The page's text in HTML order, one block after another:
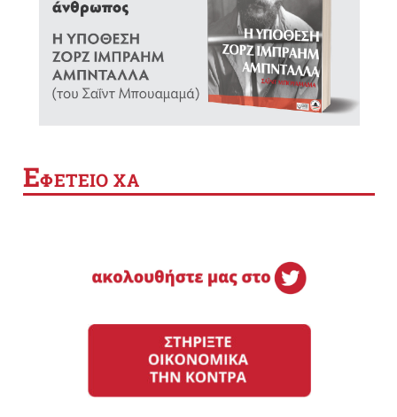
ΕΦΕΤΕΙΟ ΧΑ